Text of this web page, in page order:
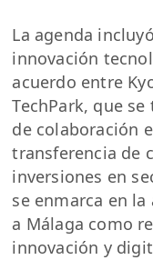
La agenda
innovación
acuerdo entre
TechPark, que
de colaboración
transferencia de
inversiones en
se enmarca en
a Málaga como
innovación y